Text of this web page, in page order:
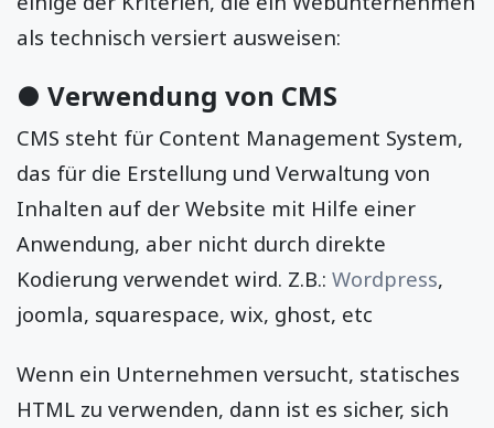
als technisch versiert ausweisen:
● Verwendung von CMS
CMS steht für Content Management System,
das für die Erstellung und Verwaltung von
Inhalten auf der Website mit Hilfe einer
Anwendung, aber nicht durch direkte
Kodierung verwendet wird. Z.B.: Wordpress,
joomla, squarespace, wix, ghost, etc
Wenn ein Unternehmen versucht, statisches
HTML zu verwenden, dann ist es sicher, sich